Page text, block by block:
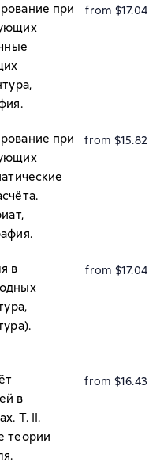
при
from $17.04
при
from $15.82
в
from $17.04
в
Т. II.
теории
from $16.43